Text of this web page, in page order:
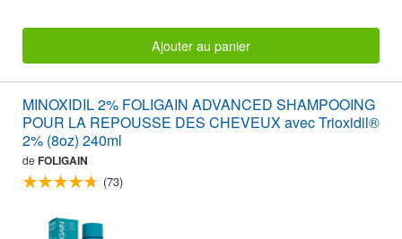
Ajouter au panier
MINOXIDIL 2% FOLIGAIN ADVANCED SHAMPOOING
POUR LA REPOUSSE DES CHEVEUX avec Trioxidil®
2% (8oz) 240ml
de FOLIGAIN
(73)